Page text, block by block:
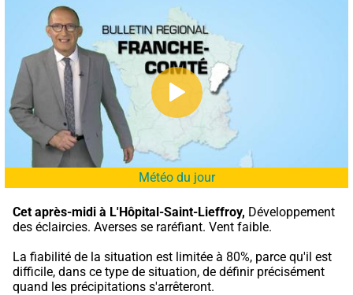
Météo du jour
Cet après-midi à L'Hôpital-Saint-Lieffroy, Développement
des éclaircies. Averses se raréfiant. Vent faible.
La fiabilité de la situation est limitée à 80%, parce qu'il est
difficile, dans ce type de situation, de définir précisément
quand les précipitations s'arrêteront.